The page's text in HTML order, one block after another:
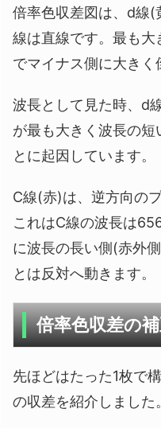
倍率色収差図は、d線(
線は直線です。最も
でマイナス側に大きく
波長として見た時、d
が最も大きく波長の
とに起因しています。
C線(赤)は、逆方向の
これはC線の波長は
に波長の長い側(赤外
とは反対へ動きます。
倍率色収差の
先ほどはたった1枚で
の収差を紹介しました。